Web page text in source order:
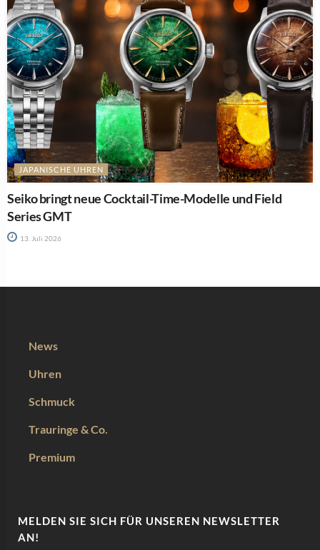
JAPANISCHE UHREN
Seiko bringt neue Cocktail-Time-Modelle und Field
Series GMT
13. Juli 2026
News
Uhren
Schmuck
Trauringe & Co.
Premium
MELDEN SIE SICH FÜR UNSEREN NEWSLETTER
AN!